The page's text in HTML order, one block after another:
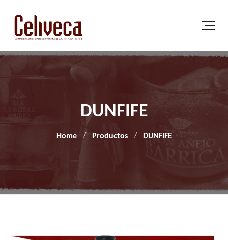
DUNFIFE
Home Productos DUNFIFE